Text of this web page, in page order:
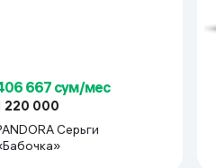
667 сум/мес
220 000
Серьги